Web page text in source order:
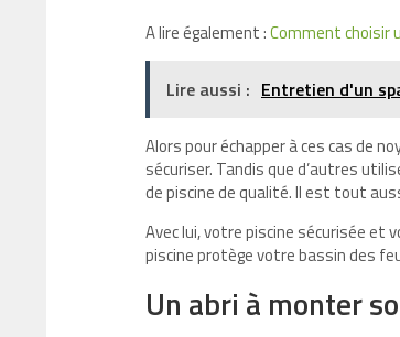
A lire également :Comment choisir
Lire aussi : Entretien d'un
Alors pour échapper à ces cas de
sécuriser. Tandis que d’autres
de piscine de qualité. Il est tout
Avec lui, votre piscine sécurisée et
piscine protège votre bassin des
Un abri à monter